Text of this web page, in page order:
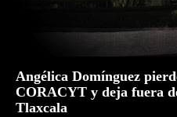
Angélica Domínguez
CORACYT y deja fuera
Tlaxcala